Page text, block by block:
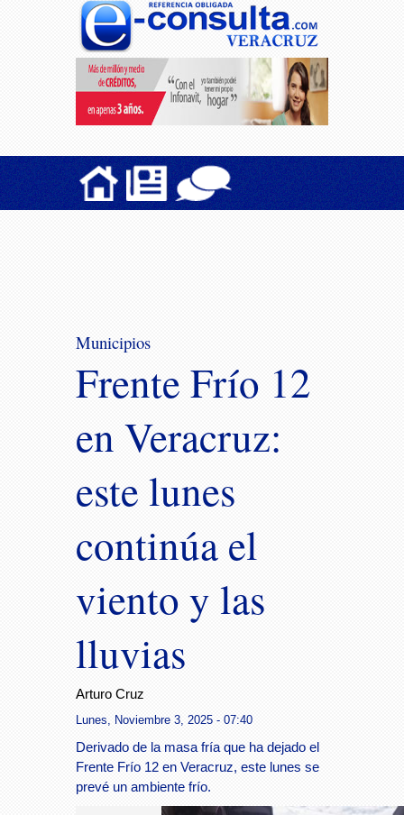
Municipios
Frente Frío 12
en Veracruz:
este lunes
continúa el
viento y las
lluvias
Arturo Cruz
Lunes, Noviembre 3, 2025 - 07:40
Derivado de la masa fría que ha dejado el
Frente Frío 12 en Veracruz, este lunes se
prevé un ambiente frío.